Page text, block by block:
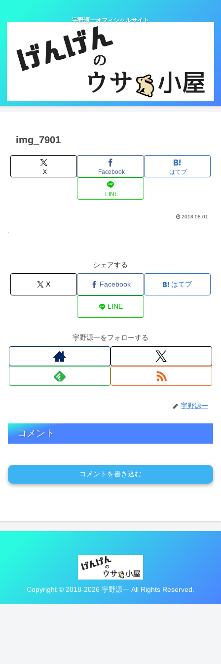
宇野源一オフィシャルサイト
img_7901
X Facebook はてブ
LINE
2018.08.01
シェアする
X Facebook はてブ
LINE
宇野源一をフォローする
宇野源一
コメント
コメントを書き込む
Copyright © 2018-2026 宇野源一 All Rights Reserved.